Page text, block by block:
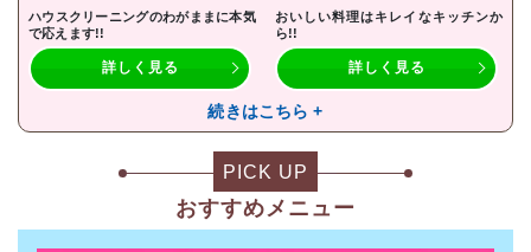
ハウスクリーニングのわがままに本気
で応えます!!
詳しく見る
おいしい料理はキレイなキッチンか
ら!!
詳しく見る
続きはこちら +
PICK UP
おすすめメニュー